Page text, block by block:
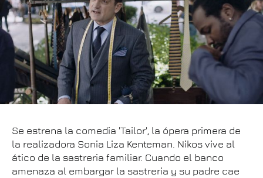
Se estrena la comedia 'Tailor', la ópera primera de
la realizadora Sonia Liza Kenteman. Nikos vive al
ático de la sastreria familiar. Cuando el banco
amenaza al embargar la sastreria y su padre cae